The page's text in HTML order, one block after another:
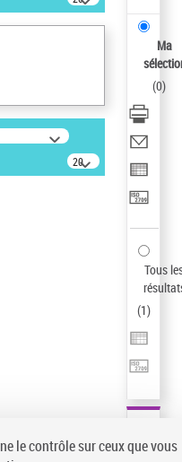
résultats/page
20
résultats/page
Ma
(0)
Tous
(1)
le contrôle sur ceux que vous